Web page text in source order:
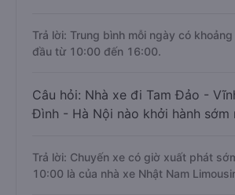
Trả lời: Trung bình mỗi ngày có
đầu từ 10:00 đến 16:00.
Câu hỏi: Nhà xe đi Tam Đảo -
Đình - Hà Nội nào khởi hành sớm
Trả lời: Chuyến xe có giờ xuất phát
10:00 là của nhà xe Nhật Nam